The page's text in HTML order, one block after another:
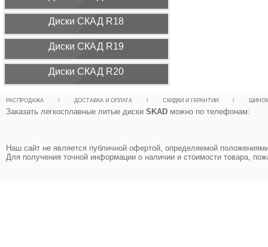
Диcки СКАД R18
Диcки СКАД R19
Диcки СКАД R20
РАСПРОДАЖА / ДОСТАВКА И ОПЛАТА / СКИДКИ И ГАРАНТИИ /
Заказать легкосплавные литые диски SKAD можно по телефонам:
Наш сайт не является публичной офертой, определяемой
Для получения точной информации о наличии и стоимости товара,